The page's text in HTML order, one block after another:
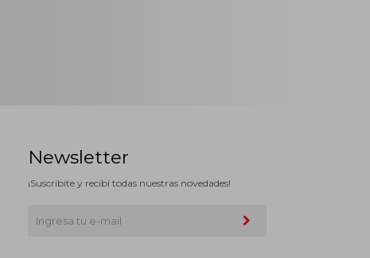
Newsletter
¡Suscribite y recibí todas nuestras novedades!